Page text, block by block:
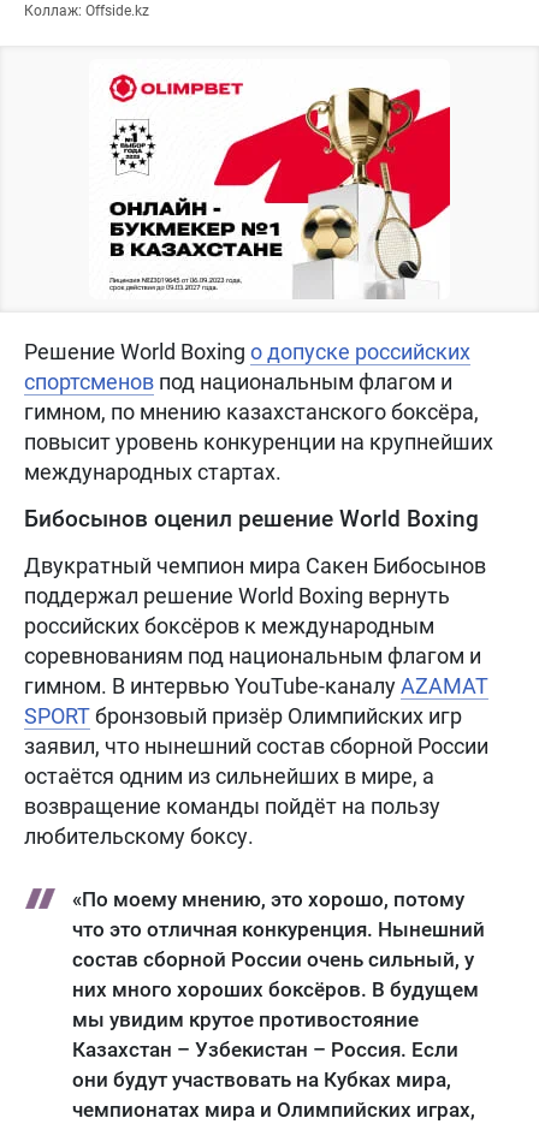
Коллаж: Offside.kz
Решение World Boxing о допуске российских
спортсменов под национальным флагом и
гимном, по мнению казахстанского боксёра,
повысит уровень конкуренции на крупнейших
международных стартах.
Бибосынов оценил решение World Boxing
Двукратный чемпион мира Сакен Бибосынов
поддержал решение World Boxing вернуть
российских боксёров к международным
соревнованиям под национальным флагом и
гимном. В интервью YouTube-каналуAZAMAT
SPORTбронзовый призёр Олимпийских игр
заявил, что нынешний состав сборной России
остаётся одним из сильнейших в мире, а
возвращение команды пойдёт на пользу
любительскому боксу.
«По моему мнению, это хорошо, потому
что это отличная конкуренция. Нынешний
состав сборной России очень сильный, у
них много хороших боксёров. В будущем
мы увидим крутое противостояние
Казахстан – Узбекистан – Россия. Если
они будут участвовать на Кубках мира,
чемпионатах мира и Олимпийских играх,